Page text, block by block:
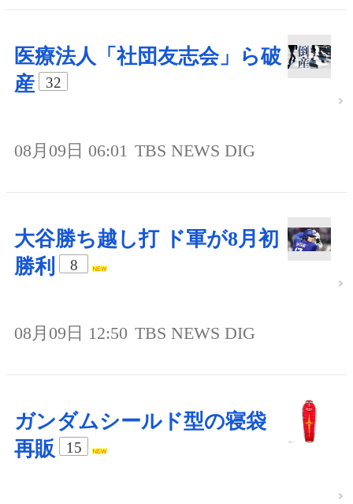
医療法人「社団友志会」ら破
産
32
08月09日 06:01 TBS NEWS DIG
大谷勝ち越し打 ド軍が8月初
勝利
8
08月09日 12:50 TBS NEWS DIG
ガンダムシールド型の寝袋
再販
15